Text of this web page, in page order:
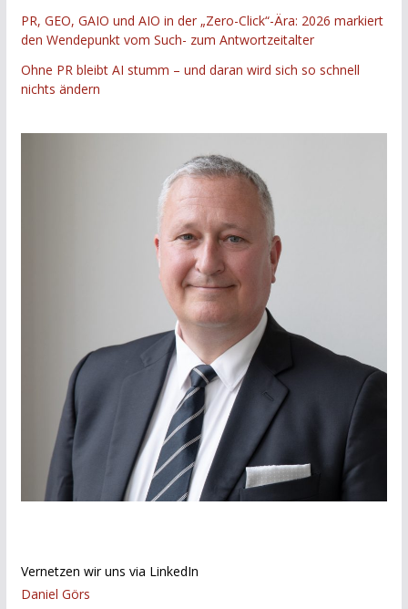
PR, GEO, GAIO und AIO in der „Zero-Click“-Ära: 2026 markiert
den Wendepunkt vom Such- zum Antwortzeitalter
Ohne PR bleibt AI stumm – und daran wird sich so schnell
nichts ändern
Vernetzen wir uns via LinkedIn
Daniel Görs